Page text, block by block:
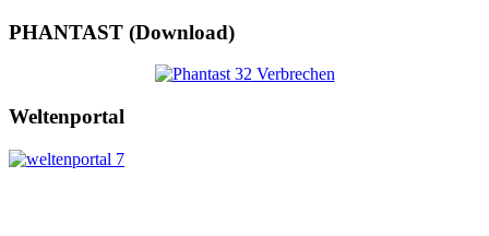
PHANTAST (Download)
Weltenportal